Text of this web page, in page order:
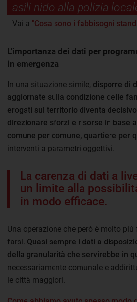
asili nido alla polizia
Vai a "Cosa sono i fabbisogni
L'importanza dei dati per
in emergenza
In una situazione simile, disporre di
aggiornate sulla condizione delle
erogati sul territorio diventa decisivo
direzionare sforzi e risorse in base
comune per comune, quartiere per
interventi a parametri oggettivi.
La carenza di dati a
un limite alla
in modo efficace.
Una operazione che però è molto
farsi. Quasi sempre i dati a
della granularità che servirebbe in
necessariamente comunale e
le città maggiori.